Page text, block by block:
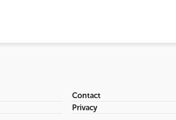
Contact
Privacy